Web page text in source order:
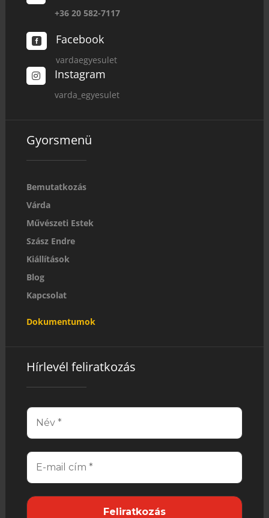
+36 20 582-7117
 Facebook
vardaegyesulet
 Instagram
varda_egyesulet
Gyorsmenü
Bemutatkozás
Várda
Művészeti Estek
Szász Endre
Kiállítások
Blog
Kapcsolat
Dokumentumok
Hírlevél feliratkozás